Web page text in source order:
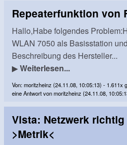
Repeaterfunktion von
Hallo,Habe folgendes
WLAN 7050 als Basisstation
Beschreibung des Hersteller...
▶Weiterlesen...
Von: moritzheinz (24.11.08, 10:05:13) - 1.611x
eine Antwort von moritzheinz (24.11.08,
Vista: Netzwerk
>Metrik<